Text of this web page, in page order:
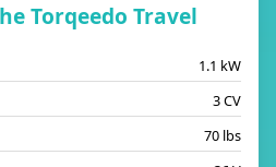
Torqeedo Travel
1.1 kW
3 CV
70 lbs